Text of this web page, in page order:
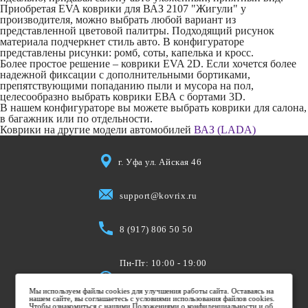
Приобретая EVA коврики для ВАЗ 2107 "Жигули" у
производителя, можно выбрать любой вариант из
представленной цветовой палитры. Подходящий рисунок
материала подчеркнет стиль авто. В конфигураторе
представлены рисунки: ромб, соты, капелька и кросс.
Более простое решение – коврики EVA 2D. Если хочется более
надежной фиксации с дополнительными бортиками,
препятствующими попаданию пыли и мусора на пол,
целесообразно выбрать коврики ЕВА с бортами 3D.
В нашем конфигураторе вы можете выбрать коврики для салона,
в багажник или по отдельности.
Коврики на другие модели автомобилей ВАЗ (LADA)
г. Уфа ул. Айская 46
support@kovrix.ru
8 (917) 806 50 50
Пн-Пт: 10:00 - 19:00
Вс: Выходной
Мы используем файлы cookies для улучшения работы сайта. Оставаясь на
нашем сайте, вы соглашаетесь с условиями использования файлов cookies.
Чтобы ознакомиться с нашими Положениями о конфиденциальности и об